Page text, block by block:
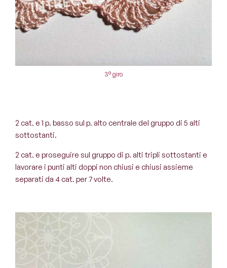
3° giro
2 cat. e 1 p. basso sul p. alto centrale del gruppo di 5 alti
sottostanti.
2 cat. e proseguire sul gruppo di p. alti tripli sottostanti e
lavorare i punti alti doppi non chiusi e chiusi assieme
separati da 4 cat. per 7 volte.